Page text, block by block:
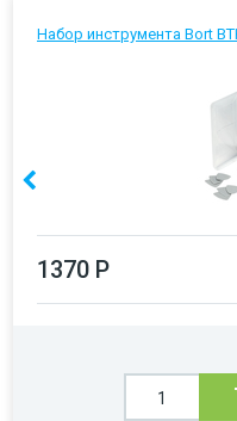
Набор инструмента Bort
1370 Р